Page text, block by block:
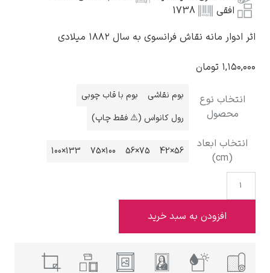
کامی پیسارو
ادوارد هاپر
1738
نقاش فرانسوی به سال ۱۸۸۲ میلادی
بوم نقاشی
بوم با قاب چوبی
رول کانواس (⚠️ فقط چاپ)
56×42
100×75
133×100
به سبد خرید